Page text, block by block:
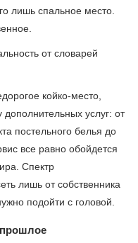
лишь спальное место.
от словарей
койко-место,
услуг: от
постельного белья до
все равно обойдется
Спектр
лишь от собственника
подойти с головой.
прошлое